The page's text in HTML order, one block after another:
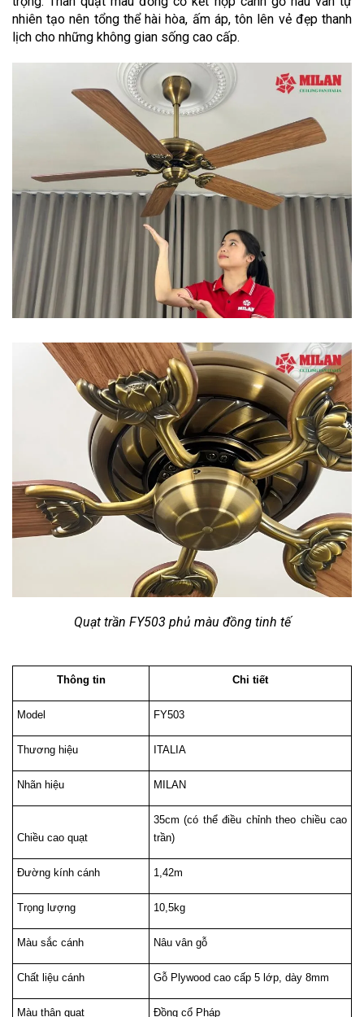
nhiên tạo nên tổng thể hài hòa, ấm áp, tôn lên vẻ đẹp thanh
lịch cho những không gian sống cao cấp.
Quạt trần FY503 phủ màu đồng tinh tế
Thông tin Chi tiết
Model FY503
Thương hiệu ITALIA
Nhãn hiệu MILAN
Chiều cao quạt
35cm (có thể điều chỉnh theo chiều cao
trần)
Đường kính cánh 1,42m
Trọng lượng 10,5kg
Màu sắc cánh Nâu vân gỗ
Chất liệu cánh Gỗ Plywood cao cấp 5 lớp, dày 8mm
Màu thân quạt Đồng cổ Pháp